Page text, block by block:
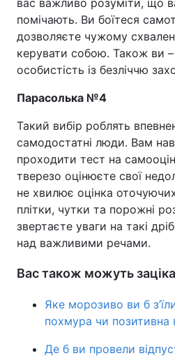
вас важливо розуміти, що
помічають. Ви боїтеся
дозволяєте чужому
керувати собою. Також ви –
особистість із безліччю
Парасолька №4
Такий вибір роблять
самодостатні люди. Вам
проходити тест на
тверезо оцінюєте свої
не хвилює оцінка
плітки, чутки та порожні
звертаєте уваги на такі
над важливими речами.
Вас також можуть
Яке морозиво ви б
похмура чи позитивна
Де б ви провели